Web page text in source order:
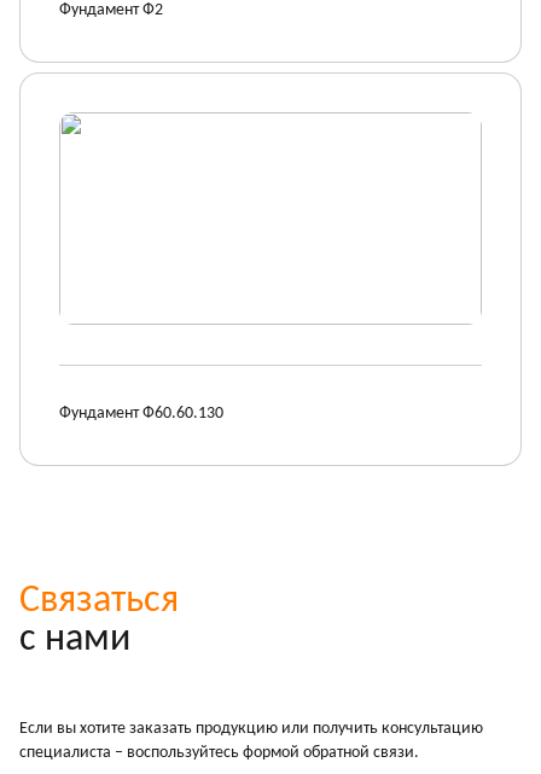
Фундамент Ф2
Фундамент Ф60.60.130
Связаться
с нами
Если вы хотите заказать продукцию или получить консультацию
специалиста – воспользуйтесь формой обратной связи.